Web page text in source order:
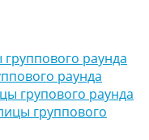
раунда
раунда
групового раунда
группового